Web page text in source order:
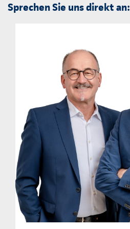
Sprechen Sie uns direkt an: